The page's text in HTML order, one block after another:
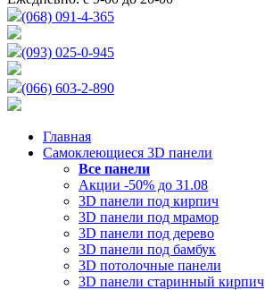
(068) 091-4-365
(093) 025-0-945
(066) 603-2-890
Главная
Самоклеющиеся 3D панели
Все панели
Акции -50% до 31.08
3D панели под кирпич
3D панели под мрамор
3D панели под дерево
3D панели под бамбук
3D потолочные панели
3D панели старинный кирпич